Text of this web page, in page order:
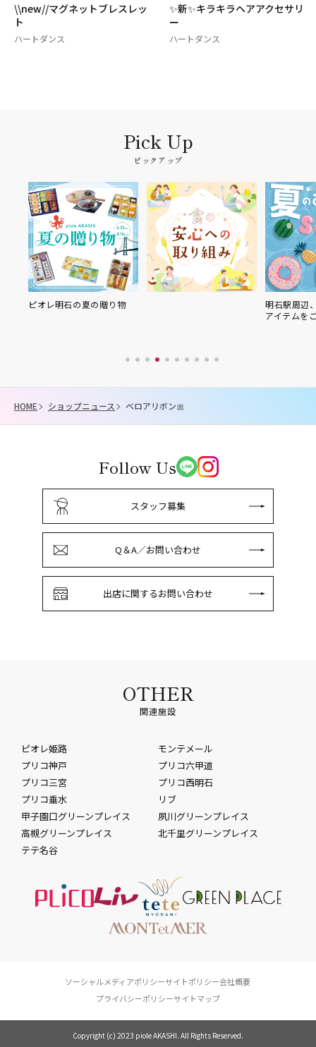
\\new//マグネットブレスレッ
ト
ハートダンス
✨新✨キラキラヘアアクセサリ
ー
ハートダンス
ピックアップ
ピオレ明石の夏の贈り物
明石駅周辺
アイテムを
HOME ショップニュース ベロアリボン🎀
Follow Us
スタッフ募集
Q＆A／お問い合わせ
出店に関するお問い合わせ
OTHER
関連施設
ピオレ姫路
モンテメール
プリコ神戸
プリコ六甲道
プリコ三宮
プリコ西明石
プリコ垂水
リブ
甲子園口グリーンプレイス
夙川グリーンプレイス
高槻グリーンプレイス
北千里グリーンプレイス
テテ名谷
ソーシャルメディアポリシーサイトポリシー会社概要
プライバシーポリシーサイトマップ
Copyright (c) 2023 piole AKASHI. All Rights Reserved.